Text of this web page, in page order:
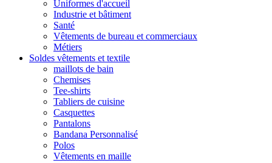
Uniformes d'accueil
Industrie et bâtiment
Santé
Vêtements de bureau et commerciaux
Métiers
Soldes vêtements et textile
maillots de bain
Chemises
Tee-shirts
Tabliers de cuisine
Casquettes
Pantalons
Bandana Personnalisé
Polos
Vêtements en maille